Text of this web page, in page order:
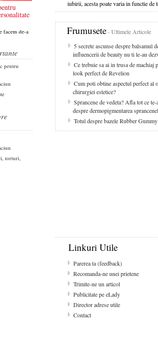
facem de-a
pentru
torturi,
iubirii, acesta poate varia in functie de
Frumusete- Ultimele Articole
5 secrete ascunse despre balsamul
influencerii de beauty nu ti le-au
Ce trebuie sa ai in trusa de machiaj
look perfect de Revelion
Cum poti obtine aspectul perfect al
chirurgiei estetice?
Sprancene de vedeta? Afla tot ce te-
despre dermopigmentarea
Totul despre bazele Rubber
Linkuri Utile
Parerea ta (feedback)
Recomanda-ne unei prietene
Trimite-ne un articol
Publicitate pe eLady
Director adrese utile
Contact